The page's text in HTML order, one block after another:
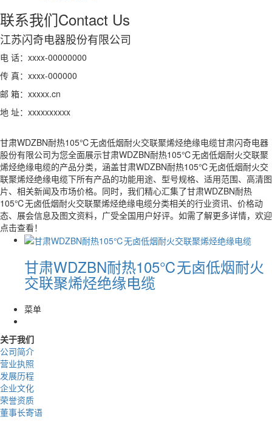
联系我们Contact Us
江苏闪奇电器股份有限公司
电 话：xxxx-00000000
传 真：xxxx-000000
邮 箱：xxxxx.cn
地 址：xxxxxxxxxx
甘肃WDZBN耐热105℃无卤低烟耐火交联聚烯烃绝缘电缆甘肃闪奇电器
股份有限公司为您全面展示甘肃WDZBN耐热105℃无卤低烟耐火交联聚
烯烃绝缘电缆的产品分类，涵盖甘肃WDZBN耐热105℃无卤低烟耐火交
联聚烯烃绝缘电缆下所有产品的功能用途、型号规格、适用范围、高清图
片、相关新闻及市场价格。同时，我们精心汇集了甘肃WDZBN耐热
105℃无卤低烟耐火交联聚烯烃绝缘电缆分类相关的行业资讯、价格动
态、展会信息及图文资料，广受全国用户好评。如需了解更多详情，欢迎
点击查看！
甘肃WDZBN耐热105℃无卤低烟耐火
交联聚烯烃绝缘电缆
菜单
关于我们
公司简介
营业执照
发展历程
企业文化
荣誉资质
董事长寄语